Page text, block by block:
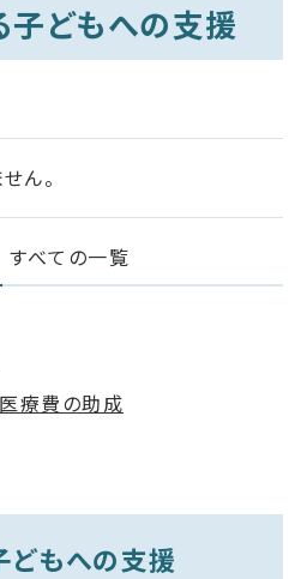
どもへの支援
ん。
すべての一覧
療費の助成
もへの支援